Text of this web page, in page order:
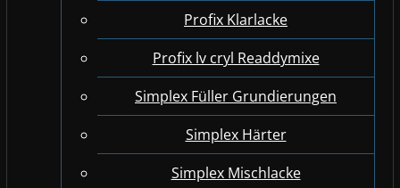
Profix Klarlacke
Profix lv cryl Readdymixe
Simplex Füller Grundierungen
Simplex Härter
Simplex Mischlacke